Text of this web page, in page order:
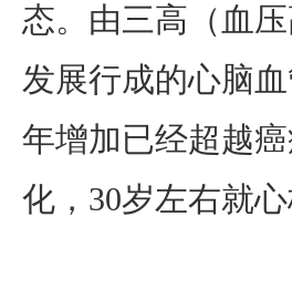
态。由三高（血
发展行成的心脑
年增加已经超越
化，30岁左右就